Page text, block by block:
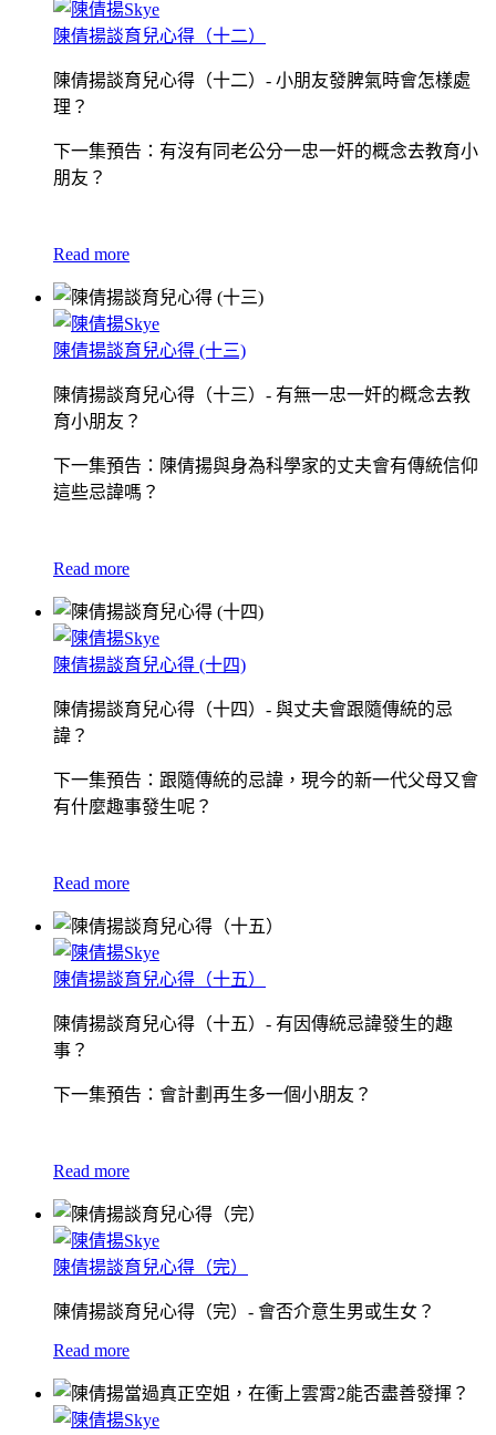
陳倩揚談育兒心得（十二）
陳倩揚談育兒心得（十二）- 小朋友發脾氣時會怎樣處
理？
下一集預告：有沒有同老公分一忠一奸的概念去教育小
朋友？
Read more
陳倩揚談育兒心得 (十三)
陳倩揚談育兒心得（十三）- 有無一忠一奸的概念去教
育小朋友？
下一集預告：陳倩揚與身為科學家的丈夫會有傳統信仰
這些忌諱嗎？
Read more
陳倩揚談育兒心得 (十四)
陳倩揚談育兒心得（十四）- 與丈夫會跟隨傳統的忌
諱？
下一集預告：跟隨傳統的忌諱，現今的新一代父母又會
有什麼趣事發生呢？
Read more
陳倩揚談育兒心得（十五）
陳倩揚談育兒心得（十五）- 有因傳統忌諱發生的趣
事？
下一集預告：會計劃再生多一個小朋友？
Read more
陳倩揚談育兒心得（完）
陳倩揚談育兒心得（完）- 會否介意生男或生女？
Read more